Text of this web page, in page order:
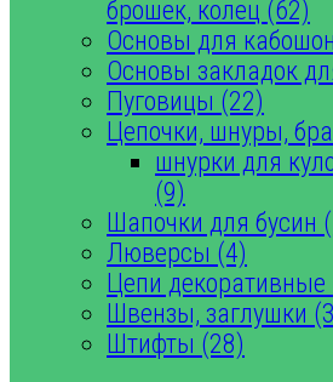
брошек, колец (62)
Основы для
Основы закладок
Пуговицы (22)
Цепочки, шнуры,
шнурки для
(9)
Шапочки для бусин
Люверсы (4)
Цепи декоративные
Швензы, заглушки
Штифты (28)